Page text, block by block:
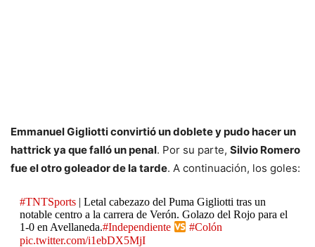
Emmanuel Gigliotti convirtió un doblete y pudo hacer un
hattrick ya que falló un penal. Por su parte, Silvio Romero
fue el otro goleador de la tarde. A continuación, los goles:
#TNTSports| Letal cabezazo del Puma Gigliotti tras un
notable centro a la carrera de Verón. Golazo del Rojo para el
1-0 en Avellaneda.#Independiente
#Colón
pic.twitter.com/i1ebDX5MjI